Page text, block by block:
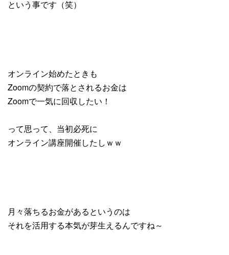
という事です（笑）
オンライン始めたときも
Zoomの契約で落とされるお金は
Zoomで一気に回収したい！
って思って、当初必死に
オンライン講座開催したしｗｗ
月々落ちるお金があるというのは
それを活用する本気が芽生えるんですね～